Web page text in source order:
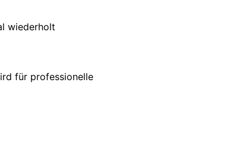
wiederholt
für professionelle